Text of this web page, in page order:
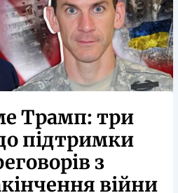
Трамп: три
підтримки
з
війни